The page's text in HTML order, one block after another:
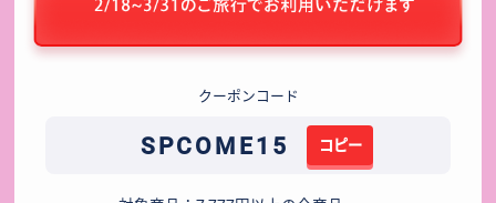
クーポンコード
SPCOME15 コピー